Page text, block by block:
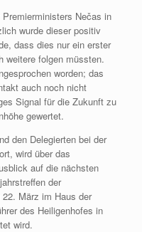
Nečas in
wurde dieser positiv
dass dies nur ein erster
weitere folgen müssten.
worden; das
auch noch nicht
Signal für die Zukunft zu
gewertet.
den Delegierten bei der
wird über das
auf die nächsten
der
März im Haus der
des Heiligenhofes in
wird.